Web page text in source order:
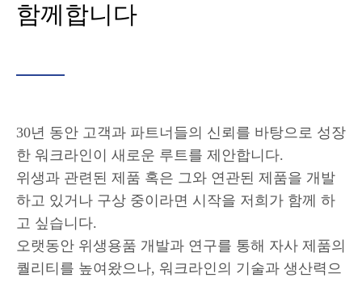
함께합니다
30년 동안 고객과 파트너들의 신뢰를 바탕으로 성장
한 워크라인이 새로운 루트를 제안합니다.
위생과 관련된 제품 혹은 그와 연관된 제품을 개발
하고 있거나 구상 중이라면 시작을 저희가 함께 하
고 싶습니다.
오랫동안 위생용품 개발과 연구를 통해 자사 제품의
퀄리티를 높여왔으나, 워크라인의 기술과 생산력으